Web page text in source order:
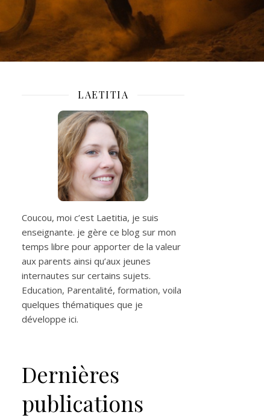
LAETITIA
Coucou, moi c’est Laetitia, je suis
enseignante. je gère ce blog sur mon
temps libre pour apporter de la valeur
aux parents ainsi qu’aux jeunes
internautes sur certains sujets.
Education, Parentalité, formation, voila
quelques thématiques que je
développe ici.
Dernières
publications